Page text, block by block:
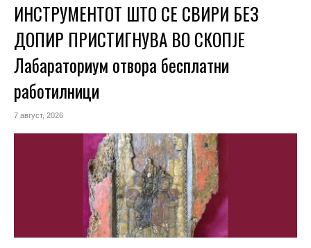
ИНСТРУМЕНТОТ ШТО СЕ СВИРИ БЕЗ
ДОПИР ПРИСТИГНУВА ВО СКОПЈЕ
Лабараториум отвора бесплатни
работилници
7 август, 2026